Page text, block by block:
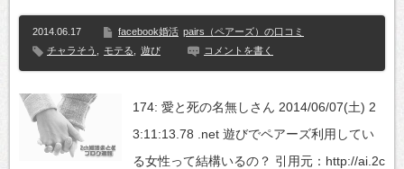
2014.06.17 facebook婚活 pairs（ペアーズ）の口コミ
チャラそう
モテる 遊び コメントを書く
174: 愛と死の名無しさん 2014/06/07(土) 2
3:11:13.78 .net 遊びでペアーズ利用してい
る女性って結構いるの？ 引用元：http://ai.2c